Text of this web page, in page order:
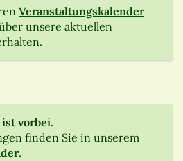
Veranstaltungskalender
unsere aktuellen
vorbei.
finden Sie in unserem
.